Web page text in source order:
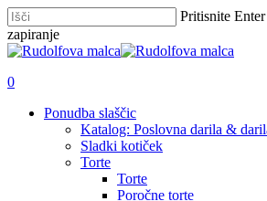
Skip
to
main
Pritisnite
zapiranje
Zapri
išči
account
0
Ponudba slaščic
Katalog: Poslovna darila &
Sladki kotiček
Torte
Torte
Poročne torte